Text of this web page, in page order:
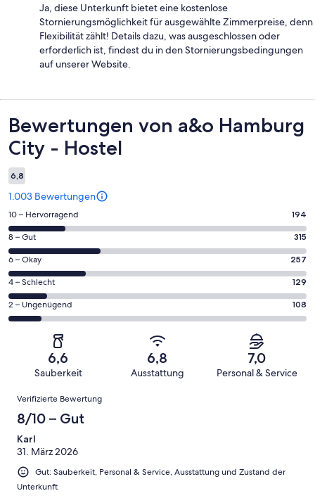
Ja, diese Unterkunft bietet eine kostenlose
Stornierungsmöglichkeit für ausgewählte Zimmerpreise, denn
Flexibilität zählt! Details dazu, was ausgeschlossen oder
erforderlich ist, findest du in den Stornierungsbedingungen
auf unserer Website.
Bewertungen
Bewertungen von a&o Hamburg
City - Hostel
6,8
1.003 Bewertungen
194
von
insgesamt
1003
Gästebewertungen
haben
eine
Bewertung
Hervorragend
10 – Hervorragend 194
315
von
insgesamt
1003
Gästebewertungen
haben
eine
Bewertung
Gut
8 – Gut 315
257
von
insgesamt
1003
Gästebewertungen
Bewertung
Okay
6 – Okay 257
129
von
insgesamt
Gästebewertungen
von
Schlecht
4 – Schlecht 129
108
von
insgesamt
Gästebewertungen
haben
eine
von
Ungenügend
2 – Ungenügend 108
6,6
Sauberkeit
6,8
Ausstattung
7,0
Personal & Service
Bewertungen
Verifizierte Bewertung
8/10 – Gut
Karl
31. März 2026
Gut: Sauberkeit, Personal & Service, Ausstattung und Zustand der
Unterkunft